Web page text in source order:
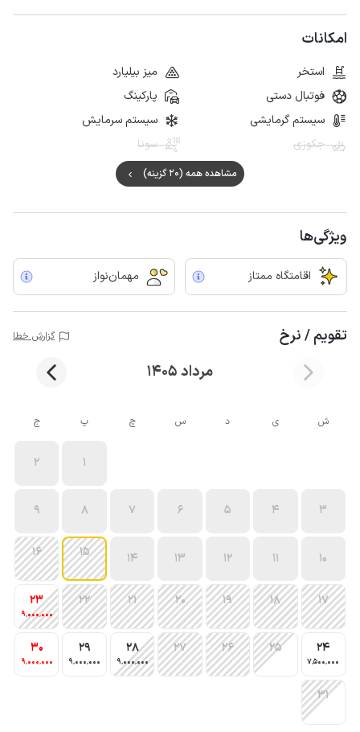
امکانات
استخر
میز بیلیارد
فوتبال دستی
پارکینگ
سیستم گرمایشی
سیستم سرمایش
جکوزی
سونا
مشاهده همه (20 گزینه)
ویژگی‌ها
اقامتگاه ممتاز مهمان‌نواز
تقویم / نرخ گزارش خطا
مرداد 1405
ش ی د س چ پ ج
1
2
3
4
5
6
7
8
9
10
11
12
13
14
15
16
17
18
19
20
21
22
23
9٬000٬000
24
7٬500٬000
25
26
27
28
9٬000٬000
29
9٬000٬000
30
9٬000٬000
31